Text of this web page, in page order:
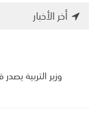
أخر الأخبار
وزير التربية